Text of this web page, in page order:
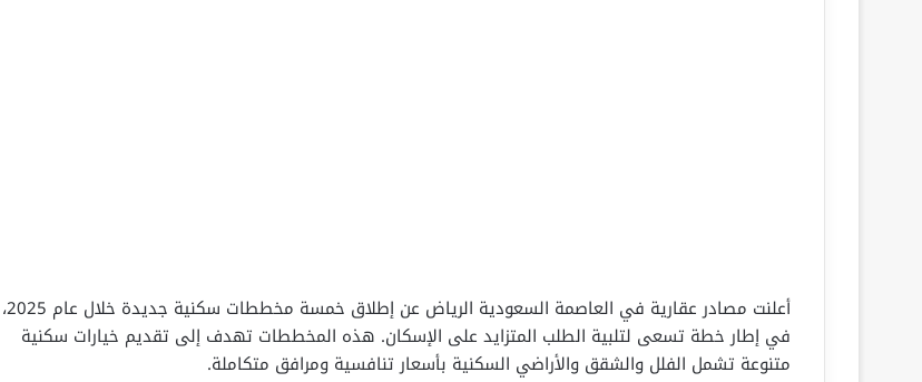
أعلنت مصادر عقارية في العاصمة السعودية الرياض عن إطلاق خمسة مخططات سكنية جديدة خلال عام 2025،
في إطار خطة تسعى لتلبية الطلب المتزايد على الإسكان. هذه المخططات تهدف إلى تقديم خيارات سكنية
متنوعة تشمل الفلل والشقق والأراضي السكنية بأسعار تنافسية ومرافق متكاملة.